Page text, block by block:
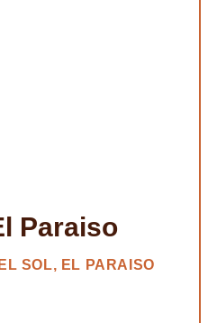
Paraiso
SOL, EL PARAISO